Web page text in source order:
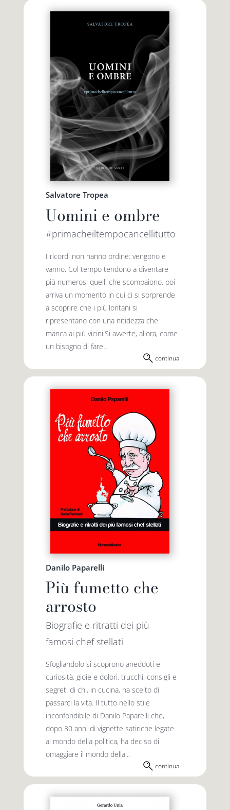
Salvatore Tropea
Uomini e ombre
#primacheiltempocancellitutto
I ricordi non hanno ordine: vengono e
vanno. Col tempo tendono a diventare
più numerosi quelli che scompaiono, poi
arriva un momento in cui ci si sorprende
a scoprire che i più lontani si
ripresentano con una nitidezza che
manca ai più vicini.Si avverte, allora, come
un bisogno di fare...
continua
Danilo Paparelli
Più fumetto che
arrosto
Biografie e ritratti dei più
famosi chef stellati
Sfogliandolo si scoprono aneddoti e
curiosità, gioie e dolori, trucchi, consigli e
segreti di chi, in cucina, ha scelto di
passarci la vita. Il tutto nello stile
inconfon­dibile di Danilo Paparelli che,
dopo 30 anni di vignette satiriche legate
al mondo della politica, ha deciso di
omaggiare il mondo della...
continua